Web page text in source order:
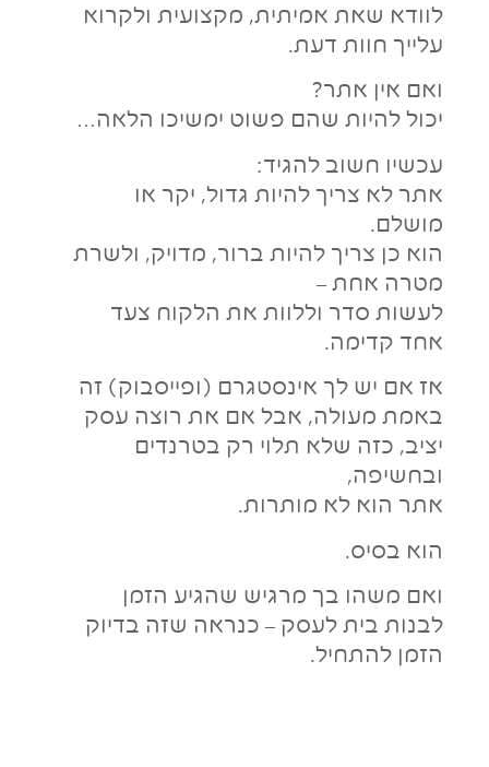
לוודא שאת אמיתית, מקצועית ולקרוא
עלייך חוות דעת.
ואם אין אתר?
יכול להיות שהם פשוט ימשיכו הלאה…
עכשיו חשוב להגיד:
אתר לא צריך להיות גדול, יקר או
מושלם.
הוא כן צריך להיות ברור, מדויק, ולשרת
מטרה אחת –
לעשות סדר וללוות את הלקוח צעד
אחד קדימה.
אז אם יש לך אינסטגרם (ופייסבוק) זה
באמת מעולה, אבל אם את רוצה עסק
יציב, כזה שלא תלוי רק בטרנדים
ובחשיפה,
אתר הוא לא מותרות.
הוא בסיס.
ואם משהו בך מרגיש שהגיע הזמן
לבנות בית לעסק – כנראה שזה בדיוק
הזמן להתחיל.